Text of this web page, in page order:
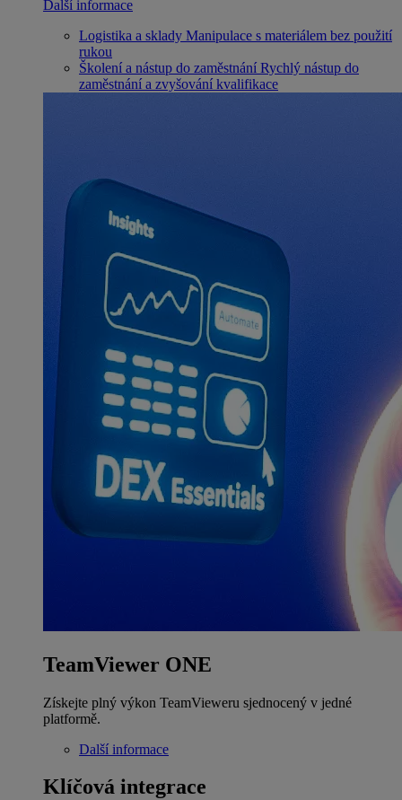
Další informace
Logistika a sklady Manipulace s materiálem bez použití
rukou
Školení a nástup do zaměstnání Rychlý nástup do
zaměstnání a zvyšování kvalifikace
TeamViewer ONE
Získejte plný výkon TeamVieweru sjednocený v jedné
platformě.
Další informace
Klíčová integrace